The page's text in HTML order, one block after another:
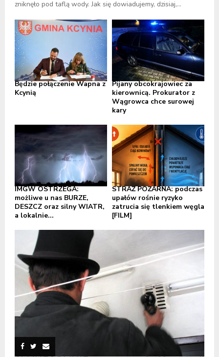
zniknęło pod taflą wody. Jak się dowiadujemy, dzisiaj,...
Będzie połączenie Wapna z
Kcynią
Pijany obcokrajowiec za
kierownicą. Prokurator z
Wągrowca chce surowej
kary
IMGW OSTRZEGA:
możliwe u nas BURZE,
DESZCZ oraz silny WIATR,
a lokalnie...
STRAŻ POŻARNA: podczas
upałów rośnie ryzyko
zatrucia się tlenkiem węgla
[FILM]